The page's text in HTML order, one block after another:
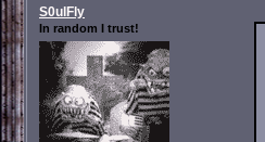
S0ulFly
In random I trust!